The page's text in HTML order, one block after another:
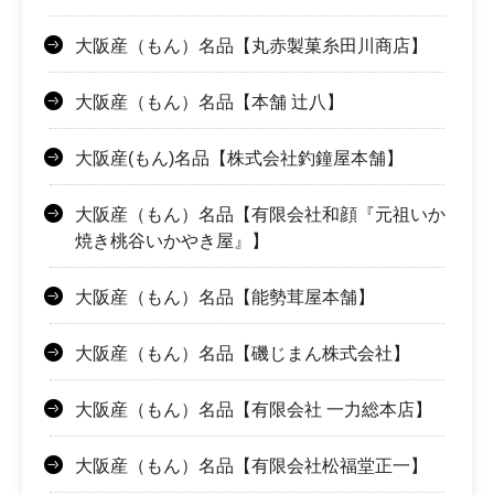
大阪産（もん）名品【丸赤製菓糸田川商店】
大阪産（もん）名品【本舗 辻八】
大阪産(もん)名品【株式会社釣鐘屋本舗】
大阪産（もん）名品【有限会社和顔『元祖いか
焼き桃谷いかやき屋』】
大阪産（もん）名品【能勢茸屋本舗】
大阪産（もん）名品【磯じまん株式会社】
大阪産（もん）名品【有限会社 一力総本店】
大阪産（もん）名品【有限会社松福堂正一】